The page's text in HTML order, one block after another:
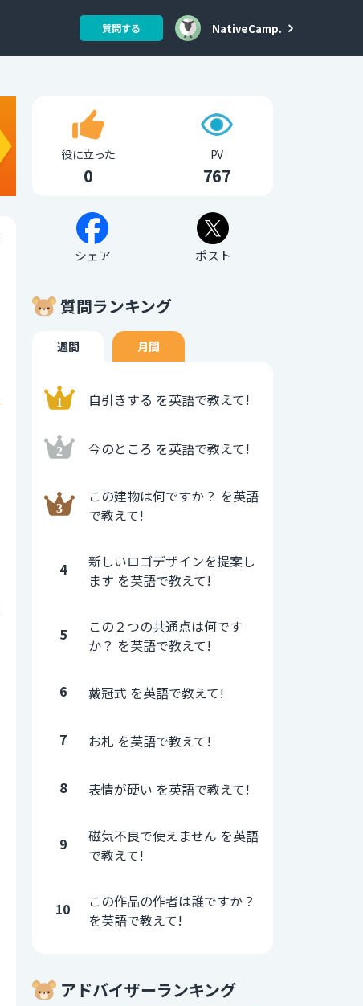
質問する NativeCamp.
役に立った
0
PV
767
シェア ポスト
質問ランキング
週間 月間
自引きする を英語で教えて!
今のところ を英語で教えて!
この建物は何ですか？ を英語
で教えて!
4
新しいロゴデザインを提案し
ます を英語で教えて!
5
この２つの共通点は何です
か？ を英語で教えて!
6 戴冠式 を英語で教えて!
7 お札 を英語で教えて!
8 表情が硬い を英語で教えて!
9
磁気不良で使えません を英語
で教えて!
10
この作品の作者は誰ですか？
を英語で教えて!
アドバイザーランキング